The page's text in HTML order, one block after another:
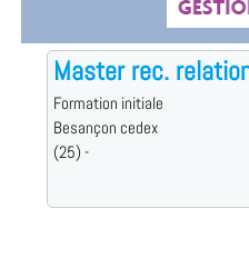
Master rec.
Formation initiale
Besançon cedex
(25) -